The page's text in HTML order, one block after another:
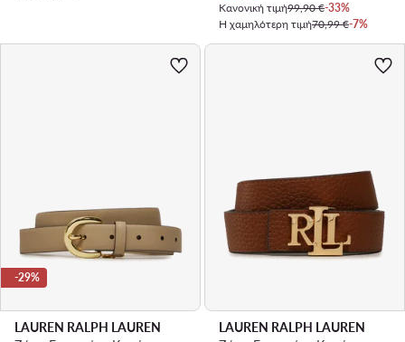
Κανονική τιμή99,90 €-33%
Η χαμηλότερη τιμή70,99 €-7%
-29%
LAUREN RALPH LAUREN
LAUREN RALPH LAUREN